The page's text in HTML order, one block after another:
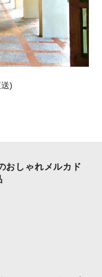
)
おしゃれメルカド